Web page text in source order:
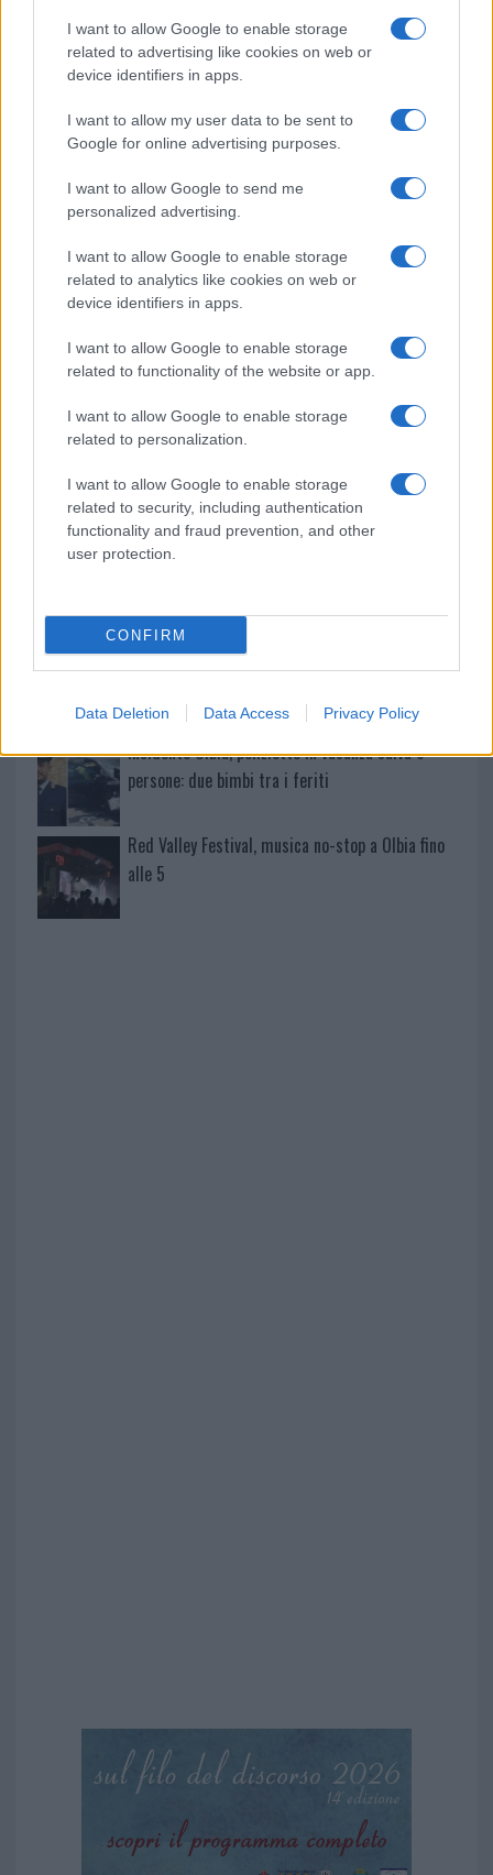
I want to allow Google to enable storage
related to advertising like cookies on web or
device identifiers in apps.
I want to allow my user data to be sent to
Google for online advertising purposes.
I want to allow Google to send me
personalized advertising.
I want to allow Google to enable storage
related to analytics like cookies on web or
device identifiers in apps.
I want to allow Google to enable storage
related to functionality of the website or app.
I want to allow Google to enable storage
related to personalization.
I want to allow Google to enable storage
related to security, including authentication
functionality and fraud prevention, and other
user protection.
CONFIRM
Data Deletion Data Access Privacy Policy
F
a
ce
b
o
T
w
it
te
Pi
n
te
re
W
h
at
s
p
S
h
re
Prossimo articolo
NOTIZIE RECENTI
“Sul filo del discorso”: sold out ad Olbia per il
reading su Atzeni
La Maddalena, festa per i 30 anni del Diving
center di Tegge
Esce di strada con l’auto ad Arzachena: ferito il
conducente
Turiste si perdono a Tavolara: salvate dai vigili
Meteo Olbia 6 agosto, migliora il tempo in
Incidente Olbia, poliziotto in vacanza salva 6
persone: due bimbi tra i feriti
Red Valley Festival, musica no-stop a Olbia fino
alle 5